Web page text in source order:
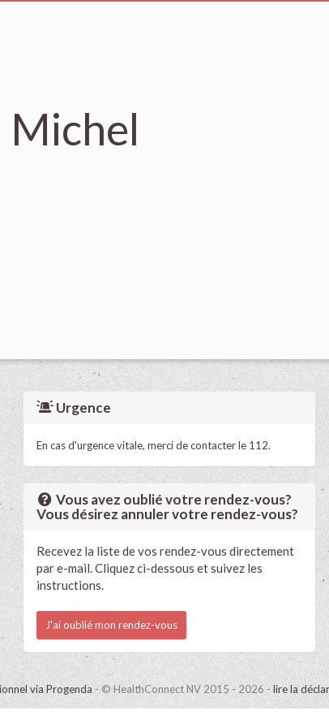
Urgence
En cas d'urgence vitale, merci de contacter le 112.
Vous avez oublié votre rendez-vous?
Vous désirez annuler votre rendez-vous?
Recevez la liste de vos rendez-vous directement
par e-mail. Cliquez ci-dessous et suivez les
instructions.
J'ai oublié mon rendez-vous
via Progenda - © HealthConnect NV 2015 - 2026 -lire la